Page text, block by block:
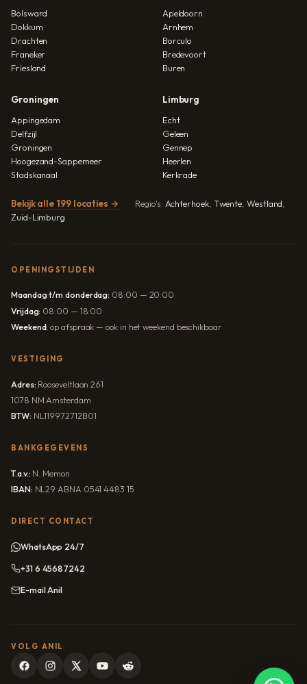
Bolsward
Dokkum
Drachten
Franeker
Friesland
Apeldoorn
Arnhem
Borculo
Bredevoort
Buren
Groningen
Appingedam
Delfzijl
Groningen
Hoogezand-Sappemeer
Stadskanaal
Limburg
Echt
Geleen
Gennep
Heerlen
Kerkrade
Bekijk alle 199 locaties → Regio's: Achterhoek, Twente Westland
Zuid-Limburg
OPENINGSTIJDEN
Maandag t/m donderdag: 08:00 — 20:00
Vrijdag: 08:00 — 18:00
Weekend: op afspraak — ook in het weekend beschikbaar
VESTIGING
Adres: Rooseveltlaan 261
1078 NM Amsterdam
BTW: NL119972712B01
BANKGEGEVENS
T.a.v.: N. Memon
IBAN: NL29 ABNA 0541 4483 15
DIRECT CONTACT
WhatsApp 24/7
+31 6 45687242
E-mail Anil
VOLG ANIL